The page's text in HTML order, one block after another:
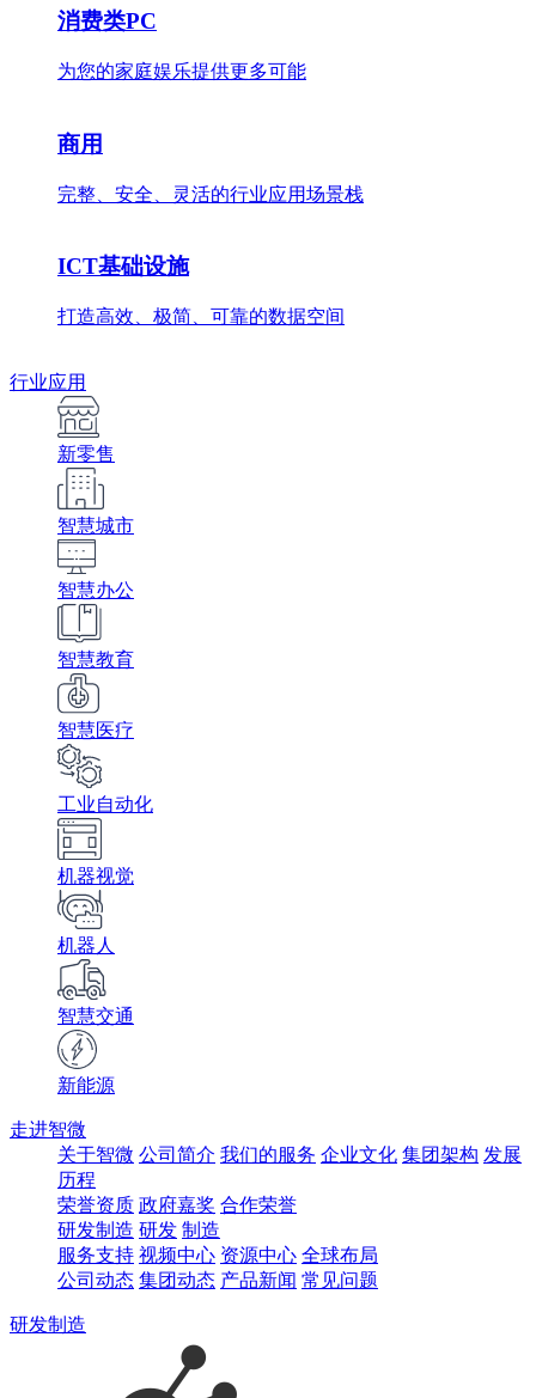
消费类PC
为您的家庭娱乐提供更多可能
商用
完整、安全、灵活的行业应用场景栈
ICT基础设施
打造高效、极简、可靠的数据空间
行业应用
新零售
智慧城市
智慧办公
智慧教育
智慧医疗
工业自动化
机器视觉
机器人
智慧交通
新能源
走进智微
关于智微 公司简介 我们的服务 企业文化 集团架构 发展
历程
荣誉资质 政府嘉奖 合作荣誉
研发制造 研发 制造
服务支持 视频中心 资源中心 全球布局
公司动态 集团动态 产品新闻 常见问题
研发制造